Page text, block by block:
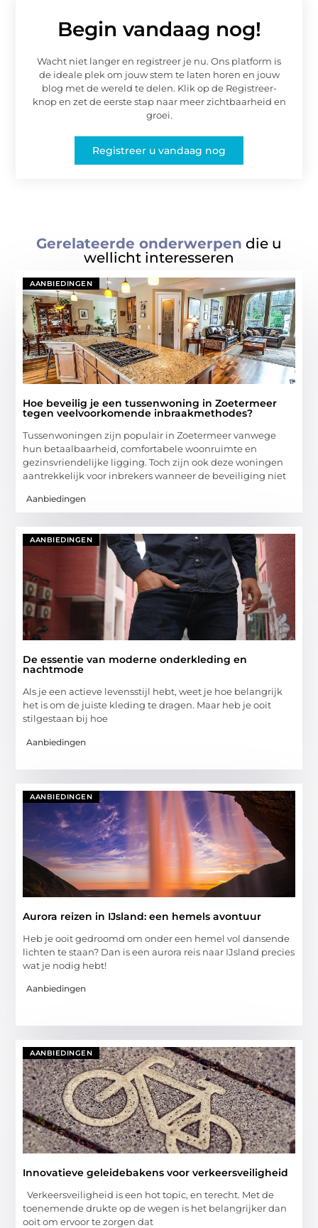
Begin vandaag nog!
Wacht niet langer en registreer je nu. Ons platform is
de ideale plek om jouw stem te laten horen en jouw
blog met de wereld te delen. Klik op de Registreer-
knop en zet de eerste stap naar meer zichtbaarheid en
groei.
Registreer u vandaag nog
Gerelateerde onderwerpen die u
wellicht interesseren
AANBIEDINGEN
Hoe beveilig je een tussenwoning in Zoetermeer
tegen veelvoorkomende inbraakmethodes?
Tussenwoningen zijn populair in Zoetermeer vanwege
hun betaalbaarheid, comfortabele woonruimte en
gezinsvriendelijke ligging. Toch zijn ook deze woningen
aantrekkelijk voor inbrekers wanneer de beveiliging niet
Aanbiedingen
AANBIEDINGEN
De essentie van moderne onderkleding en
nachtmode
Als je een actieve levensstijl hebt, weet je hoe belangrijk
het is om de juiste kleding te dragen. Maar heb je ooit
stilgestaan bij hoe
Aanbiedingen
AANBIEDINGEN
Aurora reizen in IJsland: een hemels avontuur
Heb je ooit gedroomd om onder een hemel vol dansende
lichten te staan? Dan is een aurora reis naar IJsland precies
wat je nodig hebt!
Aanbiedingen
AANBIEDINGEN
Innovatieve geleidebakens voor verkeersveiligheid
Verkeersveiligheid is een hot topic, en terecht. Met de
toenemende drukte op de wegen is het belangrijker dan
ooit om ervoor te zorgen dat